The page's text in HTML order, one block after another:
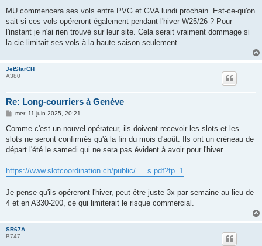
s
a
g
MU commencera ses vols entre PVG et GVA lundi prochain. Est-ce-qu'on
sait si ces vols opéreront également pendant l'hiver W25/26 ? Pour
l'instant je n'ai rien trouvé sur leur site. Cela serait vraiment dommage si
la cie limitait ses vols à la haute saison seulement.
JetStarCH
A380
Re: Long-courriers à Genève
M
s
a
g
e
mer. 11 juin 2025, 20:21
Comme c'est un nouvel opérateur, ils doivent recevoir les slots et les
slots ne seront confirmés qu'à la fin du mois d'août. Ils ont un créneau de
départ l'été le samedi qui ne sera pas évident à avoir pour l'hiver.
https://www.slotcoordination.ch/public/ ... s.pdf?fp=1
Je pense qu'ils opéreront l'hiver, peut-être juste 3x par semaine au lieu de
4 et en A330-200, ce qui limiterait le risque commercial.
SR67A
B747